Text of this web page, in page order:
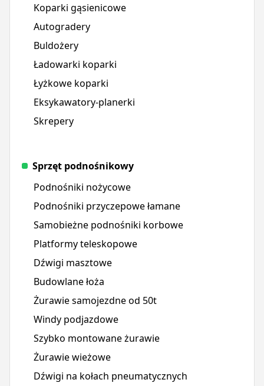
Koparki gąsienicowe
Autogradery
Buldożery
Ładowarki koparki
Łyżkowe koparki
Eksykawatory-planerki
Skrepery
Sprzęt podnośnikowy
Podnośniki nożycowe
Podnośniki przyczepowe łamane
Samobieżne podnośniki korbowe
Platformy teleskopowe
Dźwigi masztowe
Budowlane łoża
Żurawie samojezdne od 50t
Windy podjazdowe
Szybko montowane żurawie
Żurawie wieżowe
Dźwigi na kołach pneumatycznych